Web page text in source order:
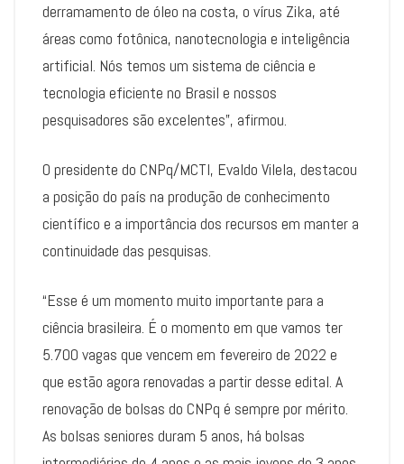
derramamento de óleo na costa, o vírus Zika, até
áreas como fotônica, nanotecnologia e inteligência
artificial. Nós temos um sistema de ciência e
tecnologia eficiente no Brasil e nossos
pesquisadores são excelentes”, afirmou.
O presidente do CNPq/MCTI, Evaldo Vilela, destacou
a posição do país na produção de conhecimento
científico e a importância dos recursos em manter a
continuidade das pesquisas.
“Esse é um momento muito importante para a
ciência brasileira. É o momento em que vamos ter
5.700 vagas que vencem em fevereiro de 2022 e
que estão agora renovadas a partir desse edital. A
renovação de bolsas do CNPq é sempre por mérito.
As bolsas seniores duram 5 anos, há bolsas